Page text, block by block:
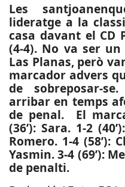
Les
lideratge a la
casa davant el CD
(4-4). No va ser
Las Planas, però
marcador advers
de sobreposar-
arribar en temps
de penal. El
(36’): Sara. 1-2
Romero. 1-4 (58’):
Yasmin. 3-4 (69’):
de penalti.